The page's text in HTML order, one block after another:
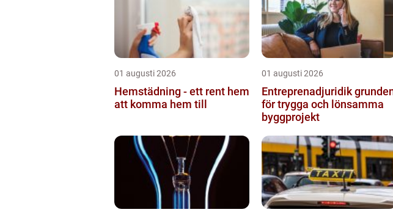
01 augusti 2026
Hemstädning - ett rent hem
att komma hem till
01 augusti 2026
Entreprenadjuridik grunden
för trygga och lönsamma
byggprojekt